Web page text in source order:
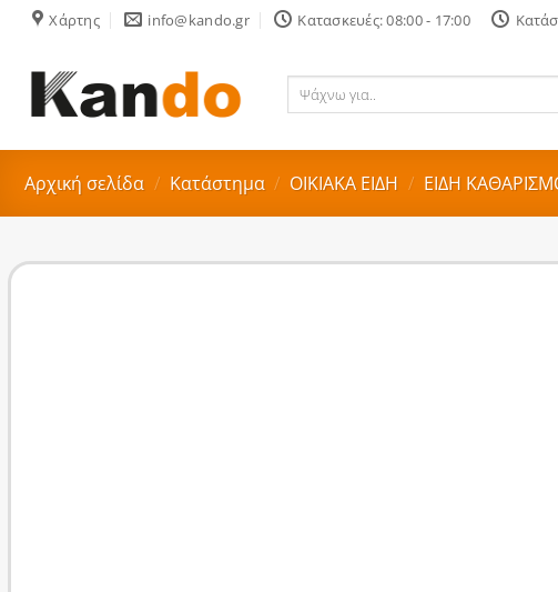
Skip
content
Χάρτης info@kando.gr Κατασκευές: 08:00 - 17:00
Ψάχνω
Αρχική σελίδα / Κατάστημα / ΟΙΚΙΑΚA ΕΙΔΗ / ΕΙΔΗ